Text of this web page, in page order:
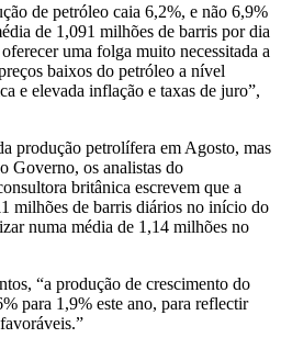
de petróleo caia 6,2%, e não 6,9%
de 1,091 milhões de barris por dia
uma folga muito necessitada a
baixos do petróleo a nível
e elevada inflação e taxas de juro”,
produção petrolífera em Agosto, mas
Governo, os analistas do
britânica escrevem que a
milhões de barris diários no início do
numa média de 1,14 milhões no
“a produção de crescimento do
para 1,9% este ano, para reflectir